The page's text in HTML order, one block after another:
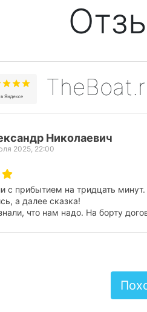
Николаевич
2025, 22:00
с прибытием на тридцать
а далее сказка!
что нам надо. На борту
рождения супруги. Никаких